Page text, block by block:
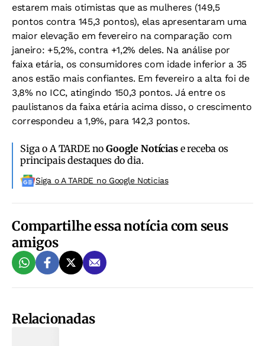
estarem mais otimistas que as mulheres (149,5
pontos contra 145,3 pontos), elas apresentaram uma
maior elevação em fevereiro na comparação com
janeiro: +5,2%, contra +1,2% deles. Na análise por
faixa etária, os consumidores com idade inferior a 35
anos estão mais confiantes. Em fevereiro a alta foi de
3,8% no ICC, atingindo 150,3 pontos. Já entre os
paulistanos da faixa etária acima disso, o crescimento
correspondeu a 1,9%, para 142,3 pontos.
Siga o A TARDE noGoogle Notíciase receba os
principais destaques do dia.
Siga o A TARDE no Google Noticias
Compartilhe essa notícia com seus
amigos
Relacionadas